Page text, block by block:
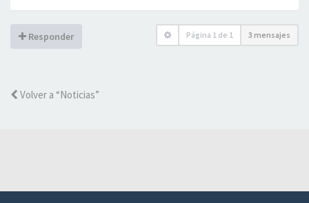
Responder Página 1 de 1 3 mensajes
Volver a “Noticias”